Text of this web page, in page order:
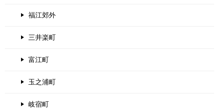
福江郊外
三井楽町
富江町
玉之浦町
岐宿町